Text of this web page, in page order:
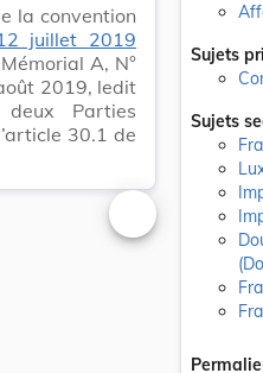
la convention
juillet 2019
A, N°
2019, ledit
Parties
30.1 de
Changer la taille
Sujets
Sujets